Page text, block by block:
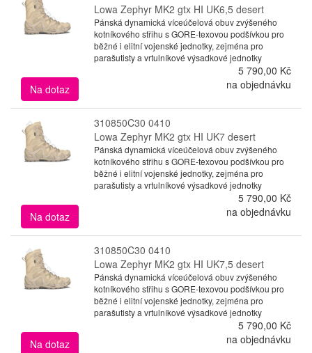
Lowa Zephyr MK2 gtx HI UK6,5 desert
Pánská dynamická víceúčelová obuv zvýšeného
kotníkového střihu s GORE-texovou podšívkou pro
běžné i elitní vojenské jednotky, zejména pro
parašutisty a vrtulníkové výsadkové jednotky
5 790,00 Kč
Na dotaz
na objednávku
310850C30 0410
Lowa Zephyr MK2 gtx HI UK7 desert
Pánská dynamická víceúčelová obuv zvýšeného
kotníkového střihu s GORE-texovou podšívkou pro
běžné i elitní vojenské jednotky, zejména pro
parašutisty a vrtulníkové výsadkové jednotky
5 790,00 Kč
Na dotaz
na objednávku
310850C30 0410
Lowa Zephyr MK2 gtx HI UK7,5 desert
Pánská dynamická víceúčelová obuv zvýšeného
kotníkového střihu s GORE-texovou podšívkou pro
běžné i elitní vojenské jednotky, zejména pro
parašutisty a vrtulníkové výsadkové jednotky
5 790,00 Kč
Na dotaz
na objednávku